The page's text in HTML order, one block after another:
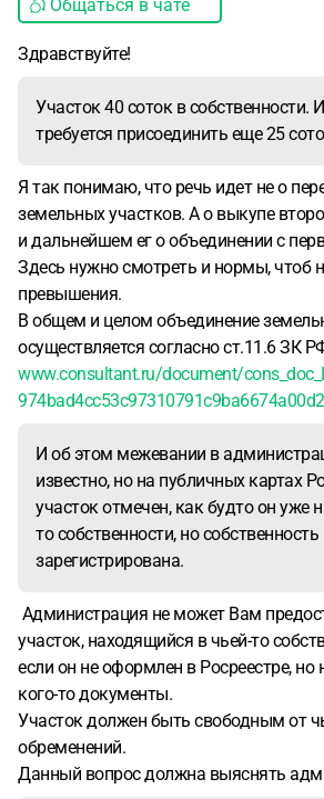
Общаться в чате
Здравствуйте!
Участок 40 соток в собственности.
требуется присоединить еще 25
Я так понимаю, что речь идет не о
земельных участков. А о выкупе
и дальнейшем ег о объединении с
Здесь нужно смотреть и нормы, чтоб
превышения.
В общем и целом объединение
осуществляется согласно ст.11.6 ЗК
www.consultant.ru/document/
И об этом межевании в
известно, но на публичных картах
участок отмечен, как будто он уже
то собственности, но собственность
зарегистрирована.
Администрация не может Вам
участок, находящийся в чьей-то
если он не оформлен в Росреестре, но
кого-то документы.
Участок должен быть свободным от
обременений.
Данный вопрос должна выяснять